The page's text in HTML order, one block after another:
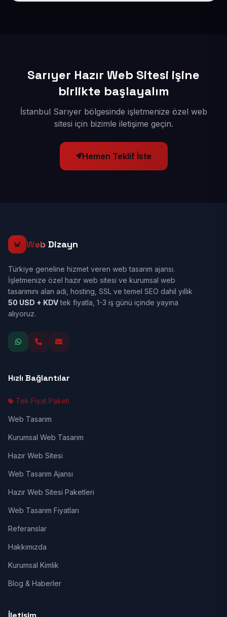
Sarıyer Hazır Web Sitesi işine
birlikte başlayalım
İstanbul Sarıyer bölgesinde işletmenize özel web
sitesi için bizimle iletişime geçin.
Hemen Teklif İste
Web Dizayn
Türkiye geneline hizmet veren web tasarım ajansı.
İşletmenize özel hazır web sitesi ve kurumsal web
tasarımını alan adı, hosting, SSL ve temel SEO dahil yıllık
50 USD + KDVtek fiyatla, 1-3 iş günü içinde yayına
alıyoruz.
Hızlı Bağlantılar
Tek Fiyat Paketi
Web Tasarım
Kurumsal Web Tasarım
Hazır Web Sitesi
Web Tasarım Ajansı
Hazır Web Sitesi Paketleri
Web Tasarım Fiyatları
Referanslar
Hakkımızda
Kurumsal Kimlik
Blog & Haberler